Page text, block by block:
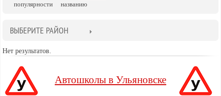
популярности
названию
ВЫБЕРИТЕ РАЙОН
Нет результатов.
Автошколы в Ульяновске